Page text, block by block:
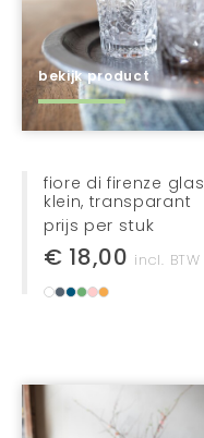
bekijk product
fiore di firenze glas
klein, transparant
prijs per stuk
€ 18,00 incl. BTW